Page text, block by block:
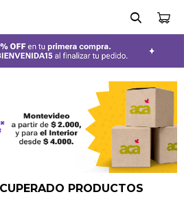
PRODUCTOS